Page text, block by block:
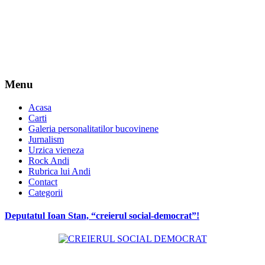
Menu
Acasa
Carti
Galeria personalitatilor bucovinene
Jurnalism
Urzica vieneza
Rock Andi
Rubrica lui Andi
Contact
Categorii
Deputatul Ioan Stan, “creierul social-democrat”!